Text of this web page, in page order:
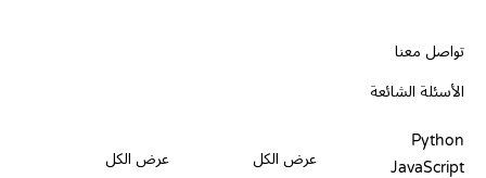
تواصل معنا
الأسئلة الشائعة
Python
JavaScript
عرض الكل
عرض الكل